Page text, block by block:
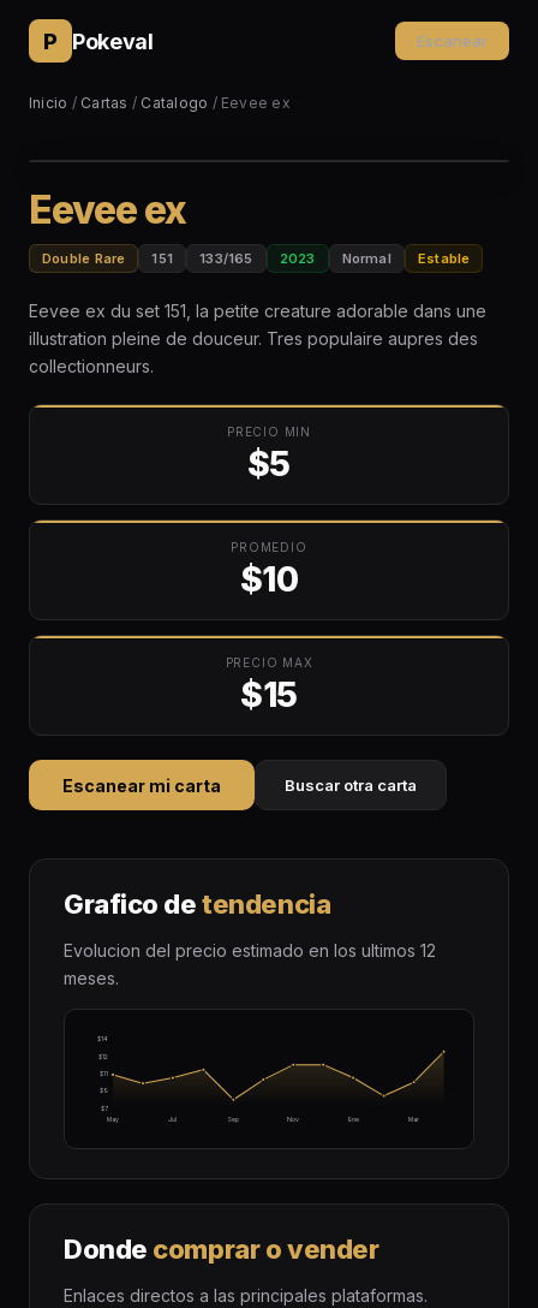
P Pokeval Escanear
Inicio / Cartas / Catalogo / Eevee ex
Eevee ex
Double Rare 151 133/165 2023 Normal Estable
Eevee ex du set 151, la petite creature adorable dans une
illustration pleine de douceur. Tres populaire aupres des
collectionneurs.
PRECIO MIN
$5
PROMEDIO
$10
PRECIO MAX
$15
Escanear mi carta Buscar otra carta
Grafico detendencia
Evolucion del precio estimado en los ultimos 12
meses.
$7
$9
$11
$12
$14
May Jul Sep Nov Ene Mar
Donde comprar o vender
Enlaces directos a las principales plataformas.